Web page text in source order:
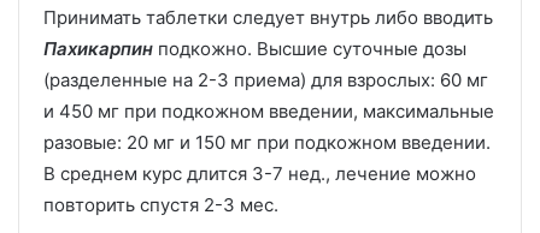
Принимать таблетки следует внутрь либо вводить
Пахикарпин подкожно. Высшие суточные дозы
(разделенные на 2-3 приема) для взрослых: 60 мг
и 450 мг при подкожном введении, максимальные
разовые: 20 мг и 150 мг при подкожном введении.
В среднем курс длится 3-7 нед., лечение можно
повторить спустя 2-3 мес.